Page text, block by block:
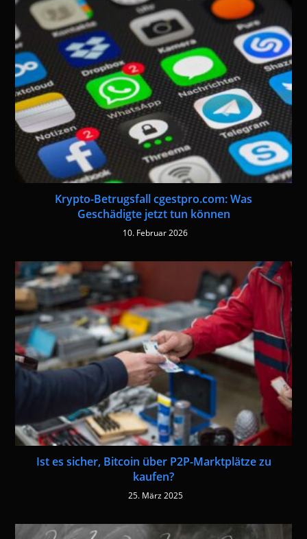
Krypto-Betrugsfall cgestpro.com: Was
Geschädigte jetzt tun können
10. Februar 2026
Ist es sicher, Bitcoin über P2P-Marktplätze zu
kaufen?
25. März 2025